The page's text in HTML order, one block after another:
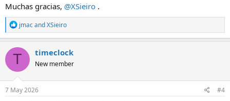
Muchas gracias, @XSieiro .
R
e
a
c
t
o
n
s
jmacandXSieiro
T timeclock
New member
7 May 2026 #4